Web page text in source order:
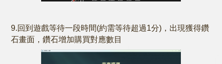
9.回到遊戲等待一段時間(約需等待超過1分)，出現獲得鑽
石畫面，鑽石增加購買對應數目